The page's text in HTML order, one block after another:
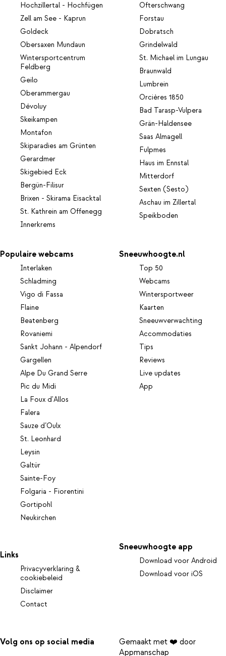
Hochzillertal - Hochfügen
Zell am See - Kaprun
Goldeck
Obersaxen Mundaun
Wintersportcentrum
Feldberg
Geilo
Oberammergau
Dévoluy
Skeikampen
Montafon
Skiparadies am Grünten
Gerardmer
Skigebied Eck
Bergün-Filisur
Brixen - Skirama Eisacktal
St. Kathrein am Offenegg
Innerkrems
Ofterschwang
Forstau
Dobratsch
Grindelwald
St. Michael im Lungau
Braunwald
Lumbrein
Orcières 1850
Bad Tarasp-Vulpera
Grän-Haldensee
Saas Almagell
Fulpmes
Haus im Ennstal
Mitterdorf
Sexten (Sesto)
Aschau im Zillertal
Speikboden
Populaire webcams
Interlaken
Schladming
Vigo di Fassa
Flaine
Beatenberg
Rovaniemi
Sankt Johann - Alpendorf
Gargellen
Alpe Du Grand Serre
Pic du Midi
La Foux d'Allos
Falera
Sauze d’Oulx
St. Leonhard
Leysin
Galtür
Sainte-Foy
Folgaria - Fiorentini
Gortipohl
Neukirchen
Sneeuwhoogte.nl
Top 50
Webcams
Wintersportweer
Kaarten
Sneeuwverwachting
Accommodaties
Tips
Reviews
Live updates
App
Links
Privacyverklaring &
cookiebeleid
Disclaimer
Contact
Sneeuwhoogte app
Download voor Android
Download voor iOS
Volg ons op social media
Gemaakt met ❤️ door
Appmanschap